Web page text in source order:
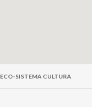
ECO-SISTEMA CULTURA